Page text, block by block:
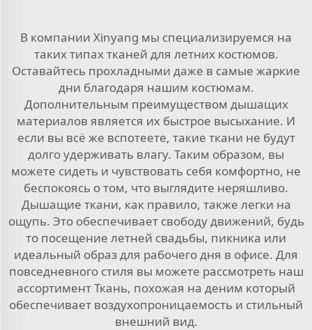
В компании Xinyang мы специализируемся на
таких типах тканей для летних костюмов.
Оставайтесь прохладными даже в самые жаркие
дни благодаря нашим костюмам.
Дополнительным преимуществом дышащих
материалов является их быстрое высыхание. И
если вы всё же вспотеете, такие ткани не будут
долго удерживать влагу. Таким образом, вы
можете сидеть и чувствовать себя комфортно, не
беспокоясь о том, что выглядите неряшливо.
Дышащие ткани, как правило, также легки на
ощупь. Это обеспечивает свободу движений, будь
то посещение летней свадьбы, пикника или
идеальный образ для рабочего дня в офисе. Для
повседневного стиля вы можете рассмотреть наш
ассортиментТкань, похожая на деним который
обеспечивает воздухопроницаемость и стильный
внешний вид.